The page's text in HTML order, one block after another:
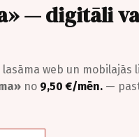
— digitāli
web un mobilajās
no 9,50 €/mēn. —